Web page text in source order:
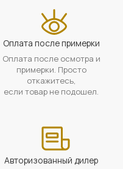
Оплата после примерки
Оплата после осмотра и
примерки. Просто
откажитесь,
если товар не подошел.
Авторизованный дилер